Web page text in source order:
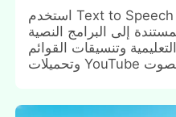
استخدم Text to Speech لإضافة السرد الطبيعي
إلى البرامج النصية
وتنسيقات القوائم